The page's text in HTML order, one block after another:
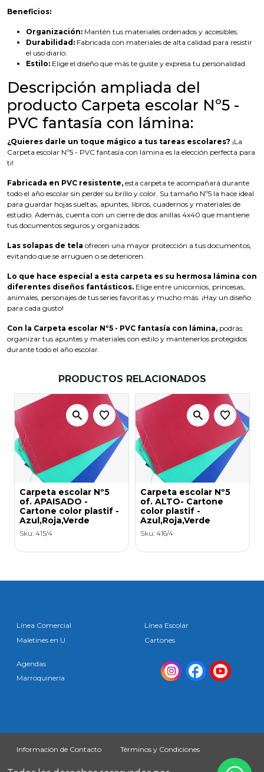
Beneficios:
Organización: Mantén tus materiales ordenados y accesibles.
Durabilidad: Fabricada con materiales de alta calidad para resistir
el uso diario.
Estilo: Elige el diseño que más te guste y expresa tu personalidad.
Descripción ampliada del
producto Carpeta escolar Nº5 -
PVC fantasía con lámina:
¿Quieres darle un toque mágico a tus tareas escolares? ¡La
Carpeta escolar Nº5 - PVC fantasía con lámina es la elección perfecta para
ti!
Fabricada en PVC resistente, esta carpeta te acompañará durante
todo el año escolar sin perder su brillo y color. Su tamaño Nº5 la hace ideal
para guardar hojas sueltas, apuntes, libros, cuadernos y materiales de
estudio. Además, cuenta con un cierre de dos anillas 4x40 que mantiene
tus documentos seguros y organizados.
Las solapas de tela ofrecen una mayor protección a tus documentos,
evitando que se arruguen o se deterioren.
Lo que hace especial a esta carpeta es su hermosa lámina con
diferentes diseños fantásticos. Elige entre unicornios, princesas,
animales, personajes de tus series favoritas y mucho más. ¡Hay un diseño
para cada gusto!
Con la Carpeta escolar Nº5 - PVC fantasía con lámina, podrás
organizar tus apuntes y materiales con estilo y mantenerlos protegidos
durante todo el año escolar.
PRODUCTOS RELACIONADOS
Carpeta escolar Nº5
of. APAISADO -
Cartone color plastif -
Azul,Roja,Verde
Sku: 415/4
Carpeta escolar Nº5
of. ALTO- Cartone
color plastif -
Azul,Roja,Verde
Sku: 416/4
Línea Comercial
Maletines en U
Línea Escolar
Cartones
Agendas
Marroquinería
Información de Contacto Términos y Condiciones